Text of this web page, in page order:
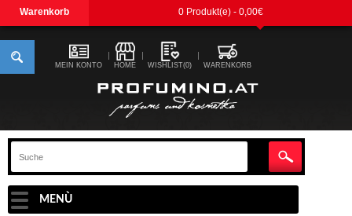
Warenkorb 0 Produkt(e) - 0,00€
MEIN KONTO HOME WISHLIST(0) WARENKORB
MENÙ